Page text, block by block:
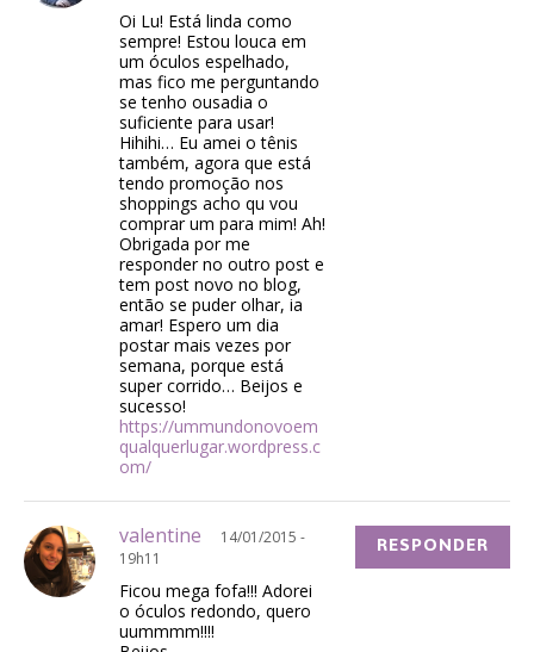
Oi Lu! Está linda como
sempre! Estou louca em
um óculos espelhado,
mas fico me perguntando
se tenho ousadia o
suficiente para usar!
Hihihi… Eu amei o tênis
também, agora que está
tendo promoção nos
shoppings acho qu vou
comprar um para mim! Ah!
Obrigada por me
responder no outro post e
tem post novo no blog,
então se puder olhar, ia
amar! Espero um dia
postar mais vezes por
semana, porque está
super corrido… Beijos e
sucesso!
https://ummundonovoem
qualquerlugar.wordpress.c
om/
valentine
14/01/2015 -
19h11
Ficou mega fofa!!! Adorei
o óculos redondo, quero
uummmm!!!!
RESPONDER